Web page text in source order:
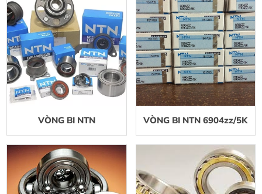
VÒNG BI NTN VÒNG BI NTN 6904zz/5K